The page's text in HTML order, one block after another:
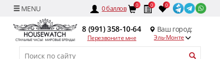
0баллов 0 0 0
8 (991) 358-10-64
Перезвоните мне
Ваш город:
Эль-Монте